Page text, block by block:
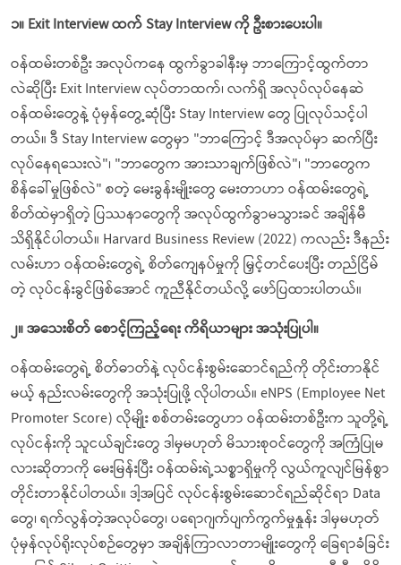
၁။ Exit Interviewထက် Stay Interviewကိုဦးစားပေးပါ။
ဝန်ထမ်းတစ်ဦး အလုပ်ကနေ ထွက်ခွာခါနီးမှ ဘာကြောင့်ထွက်တာ
လဲဆိုပြီး Exit Interview လုပ်တာထက်၊ လက်ရှိ အလုပ်လုပ်နေဆဲ
ဝန်ထမ်းတွေနဲ့ ပုံမှန်တွေ့ဆုံပြီး Stay Interview တွေ ပြုလုပ်သင့်ပါ
တယ်။ ဒီ Stay Interview တွေမှာ "ဘာကြောင့် ဒီအလုပ်မှာ ဆက်ပြီး
လုပ်နေရသေးလဲ"၊ "ဘာတွေက အားသာချက်ဖြစ်လဲ"၊ "ဘာတွေက
စိန်ခေါ်မှုဖြစ်လဲ" စတဲ့ မေးခွန်းမျိုးတွေ မေးတာဟာ ဝန်ထမ်းတွေရဲ့
စိတ်ထဲမှာရှိတဲ့ ပြဿနာတွေကို အလုပ်ထွက်ခွာမသွားခင် အချိန်မီ
သိရှိနိုင်ပါတယ်။ Harvard Business Review (2022) ကလည်း ဒီနည်း
လမ်းဟာ ဝန်ထမ်းတွေရဲ့ စိတ်ကျေနပ်မှုကို မြှင့်တင်ပေးပြီး တည်ငြိမ်
တဲ့ လုပ်ငန်းခွင်ဖြစ်အောင် ကူညီနိုင်တယ်လို့ ဖော်ပြထားပါတယ်။
၂။ အသေးစိတ် စောင့်ကြည့်ရေး ကိရိယာများ အသုံးပြုပါ။
ဝန်ထမ်းတွေရဲ့ စိတ်ဓာတ်နဲ့ လုပ်ငန်းစွမ်းဆောင်ရည်ကို တိုင်းတာနိုင်
မယ့် နည်းလမ်းတွေကို အသုံးပြုဖို့ လိုပါတယ်။ eNPS (Employee Net
Promoter Score) လိုမျိုး စစ်တမ်းတွေဟာ ဝန်ထမ်းတစ်ဦးက သူတို့ရဲ့
လုပ်ငန်းကို သူငယ်ချင်းတွေ ဒါမှမဟုတ် မိသားစုဝင်တွေကို အကြံပြုမ
လားဆိုတာကို မေးမြန်းပြီး ဝန်ထမ်းရဲ့သစ္စာရှိမှုကို လွယ်ကူလျင်မြန်စွာ
တိုင်းတာနိုင်ပါတယ်။ ဒါ့အပြင် လုပ်ငန်းစွမ်းဆောင်ရည်ဆိုင်ရာ Data
တွေ၊ ရက်လွန်တဲ့အလုပ်တွေ၊ ပရောဂျက်ပျက်ကွက်မှုနှုန်း ဒါမှမဟုတ်
ပုံမှန်လုပ်ရိုးလုပ်စဉ်တွေမှာ အချိန်ကြာလာတာမျိုးတွေကို ခြေရာခံခြင်း